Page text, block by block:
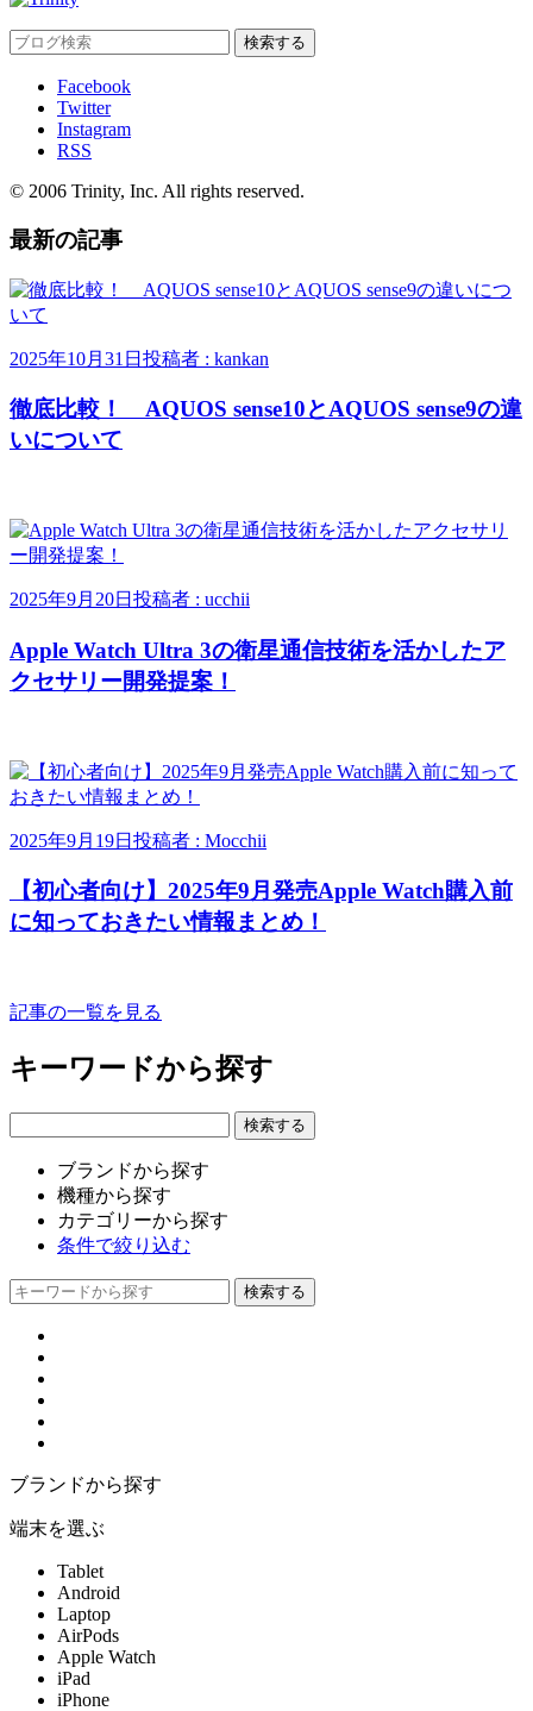
Facebook
Twitter
Instagram
RSS
© 2006 Trinity, Inc. All rights reserved.
最新の記事
2025年10月31日 投稿者 : kankan
徹底比較！ AQUOS sense10とAQUOS sense9の違
いについて
2025年9月20日 投稿者 : ucchii
Apple Watch Ultra 3の衛星通信技術を活かしたア
クセサリー開発提案！
2025年9月19日 投稿者 : Mocchii
【初心者向け】2025年9月発売Apple Watch購入前
に知っておきたい情報まとめ！
記事の一覧を見る
キーワードから探す
ブランドから探す
機種から探す
カテゴリーから探す
条件で絞り込む
ブランドから探す
端末を選ぶ
Tablet
Android
Laptop
AirPods
Apple Watch
iPad
iPhone